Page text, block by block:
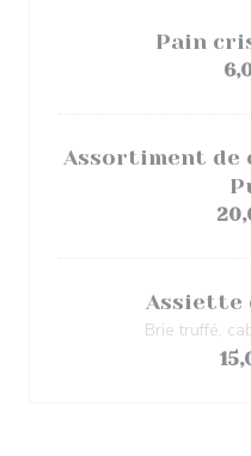
Pain
Assortiment de
Assiette
Brie truffé,